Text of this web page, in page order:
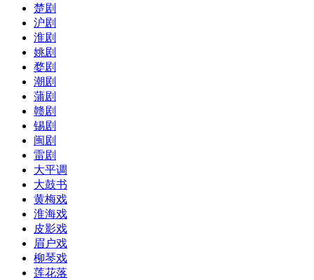
楚剧
沪剧
淮剧
姚剧
婺剧
潮剧
蒲剧
赣剧
锡剧
闽剧
雷剧
大平调
大鼓书
黄梅戏
淮海戏
皮影戏
眉户戏
柳琴戏
莲花落